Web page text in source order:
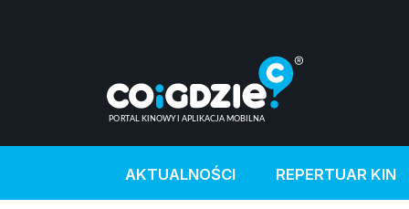
AKTUALNOŚCI REPERTUAR KIN